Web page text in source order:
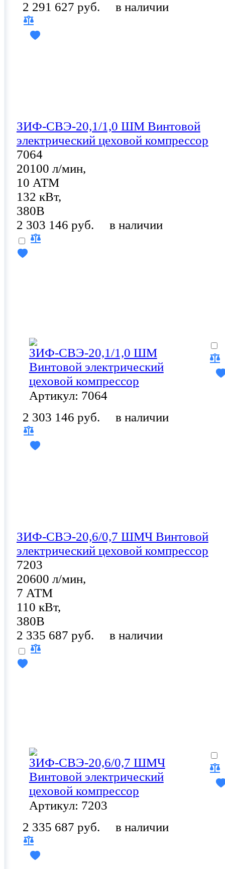
2 291 627 руб. в наличии
ЗИФ-СВЭ-20,1/1,0 ШМ Винтовой
электрический цеховой компрессор
7064
20100 л/мин,
10 АТМ
132 кВт,
380В
2 303 146 руб.
в наличии
ЗИФ-СВЭ-20,1/1,0 ШМ
Винтовой электрический
цеховой компрессор
Артикул: 7064
2 303 146 руб.
в наличии
ЗИФ-СВЭ-20,6/0,7 ШМЧ Винтовой
электрический цеховой компрессор
7203
20600 л/мин,
7 АТМ
110 кВт,
380В
2 335 687 руб.
в наличии
ЗИФ-СВЭ-20,6/0,7 ШМЧ
Винтовой электрический
цеховой компрессор
Артикул: 7203
2 335 687 руб.
в наличии